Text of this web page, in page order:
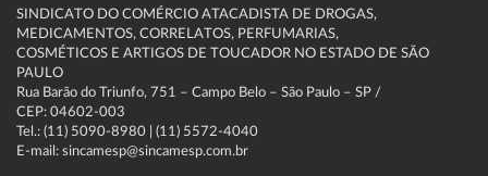
SINDICATO DO COMÉRCIO ATACADISTA DE DROGAS,
MEDICAMENTOS, CORRELATOS, PERFUMARIAS,
COSMÉTICOS E ARTIGOS DE TOUCADOR NO ESTADO DE SÃO
PAULO
Rua Barão do Triunfo, 751 – Campo Belo – São Paulo – SP /
CEP: 04602-003
Tel.: (11) 5090-8980 | (11) 5572-4040
E-mail: sincamesp@sincamesp.com.br